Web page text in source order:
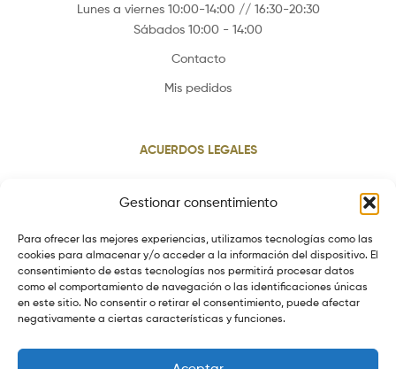
Gestionar consentimiento
Para ofrecer las mejores experiencias, utilizamos tecnologías como las
cookies para almacenar y/o acceder a la información del dispositivo. El
consentimiento de estas tecnologías nos permitirá procesar datos
como el comportamiento de navegación o las identificaciones únicas
en este sitio. No consentir o retirar el consentimiento, puede afectar
negativamente a ciertas características y funciones.
Lunes a viernes 10:00-14:00 // 16:30-20:30
Sábados 10:00 - 14:00
Contacto
Mis pedidos
ACUERDOS LEGALES
Política de privacidad
Política de envios
Política de devoluciones